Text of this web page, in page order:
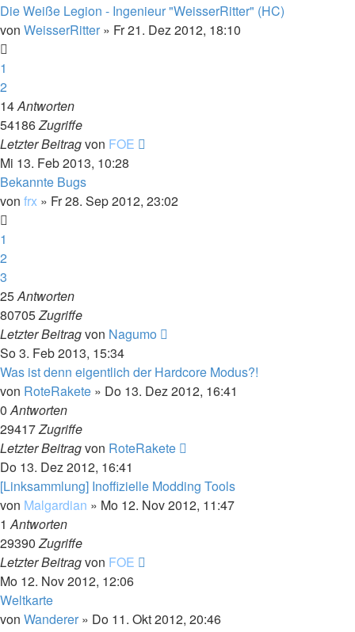
Die Weiße Legion - Ingenieur "WeisserRitter" (HC)
von WeisserRitter » Fr 21. Dez 2012, 18:10
1
2
14Antworten
54186Zugriffe
Letzter Beitragvon FOE
Mi 13. Feb 2013, 10:28
Bekannte Bugs
von frx » Fr 28. Sep 2012, 23:02
1
2
3
25Antworten
80705Zugriffe
Letzter Beitragvon Nagumo
So 3. Feb 2013, 15:34
Was ist denn eigentlich der Hardcore Modus?!
von RoteRakete » Do 13. Dez 2012, 16:41
0Antworten
29417Zugriffe
Letzter Beitragvon RoteRakete
Do 13. Dez 2012, 16:41
[Linksammlung] Inoffizielle Modding Tools
von Malgardian » Mo 12. Nov 2012, 11:47
1Antworten
29390Zugriffe
Letzter Beitragvon FOE
Mo 12. Nov 2012, 12:06
Weltkarte
von Wanderer » Do 11. Okt 2012, 20:46